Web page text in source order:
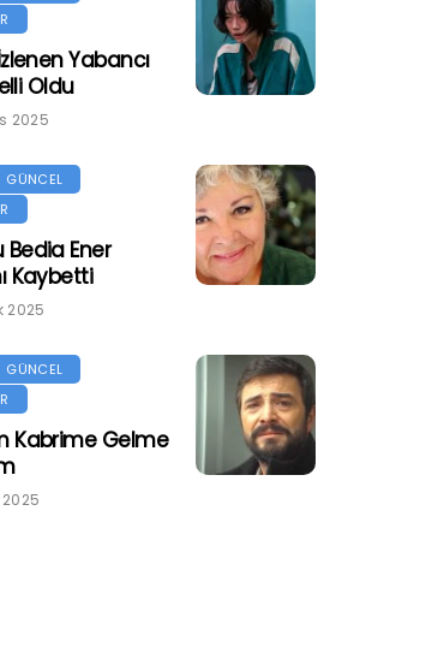
Yabancı
Oldu
2025
GÜNCEL
Ener
Kaybetti
2025
GÜNCEL
Kabrime Gelme